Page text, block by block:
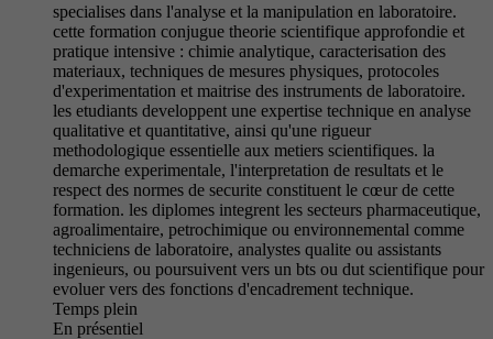
specialises dans l'analyse et la manipulation en laboratoire.
cette formation conjugue theorie scientifique approfondie et
pratique intensive : chimie analytique, caracterisation des
materiaux, techniques de mesures physiques, protocoles
d'experimentation et maitrise des instruments de laboratoire.
les etudiants developpent une expertise technique en analyse
qualitative et quantitative, ainsi qu'une rigueur
methodologique essentielle aux metiers scientifiques. la
demarche experimentale, l'interpretation de resultats et le
respect des normes de securite constituent le cœur de cette
formation. les diplomes integrent les secteurs pharmaceutique,
agroalimentaire, petrochimique ou environnemental comme
techniciens de laboratoire, analystes qualite ou assistants
ingenieurs, ou poursuivent vers un bts ou dut scientifique pour
evoluer vers des fonctions d'encadrement technique.
Temps plein
En présentiel